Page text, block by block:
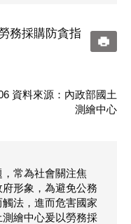
務採購防貪指
資料來源：內政部國土
測繪中心
常為社會關注焦
形象，為避免公務
法，進而危害國家
繪中心爰以勞務採